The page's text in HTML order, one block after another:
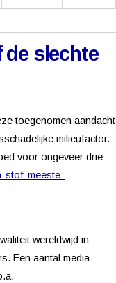
de slechte
toegenomen aandacht
milieufactor.
voor ongeveer drie
stof-meeste-
wereldwijd in
Een aantal media